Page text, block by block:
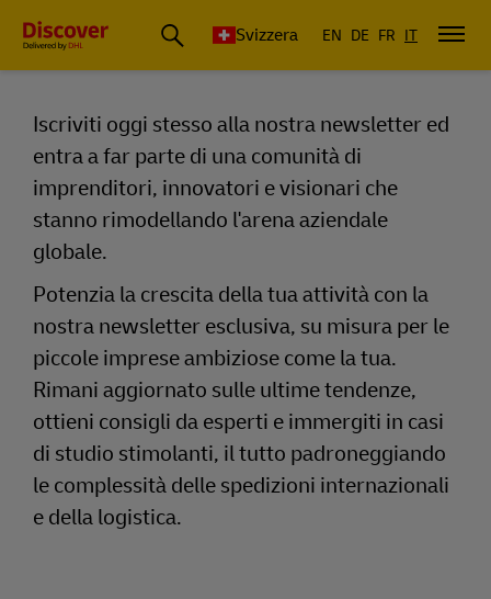
Svizzera EN DE FR IT
Iscriviti alla newsletter Discover by
Iscriviti oggi stesso alla nostra newsletter ed
entra a far parte di una comunità di
imprenditori, innovatori e visionari che
stanno rimodellando l'arena aziendale
globale.
Potenzia la crescita della tua attività con la
nostra newsletter esclusiva, su misura per le
piccole imprese ambiziose come la tua.
Rimani aggiornato sulle ultime tendenze,
ottieni consigli da esperti e immergiti in casi
di studio stimolanti, il tutto padroneggiando
le complessità delle spedizioni internazionali
e della logistica.